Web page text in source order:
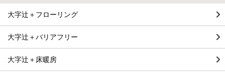
大字辻＋フローリング
大字辻＋バリアフリー
大字辻＋床暖房